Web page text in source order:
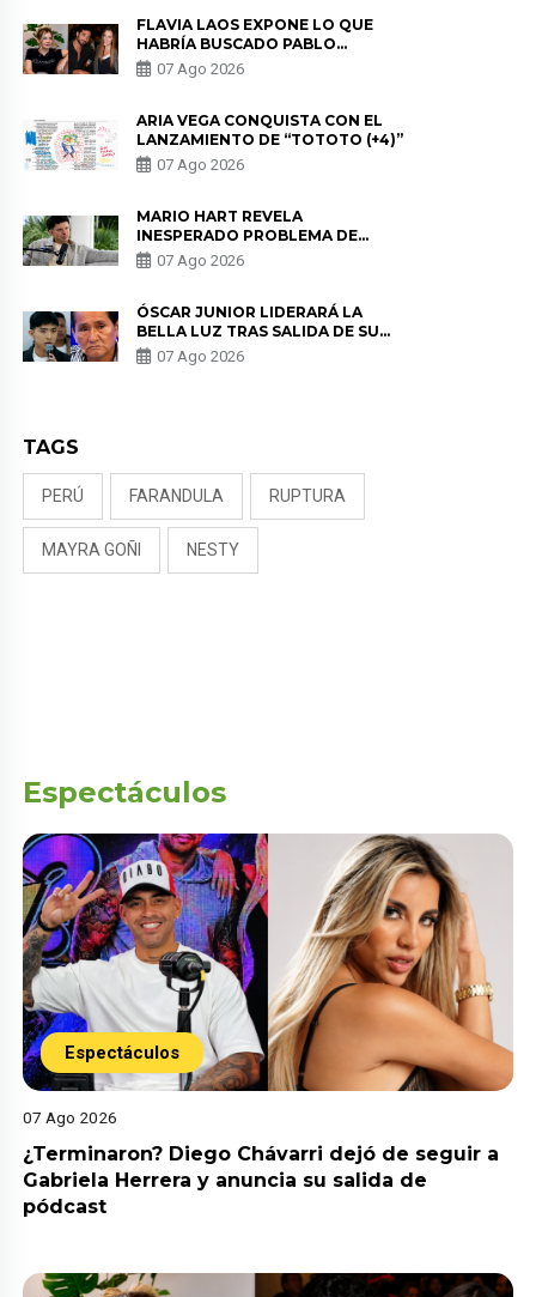
FLAVIA LAOS EXPONE LO QUE
HABRÍA BUSCADO PABLO
HEREDIA CON ALE FULLER: “UNA
DE LAS PARTES QUERÍA EL
07 Ago 2026
ARIA VEGA CONQUISTA CON EL
LANZAMIENTO DE “TOTOTO (+4)”
07 Ago 2026
MARIO HART REVELA
INESPERADO PROBLEMA DE
SALUD ANTES DE SEPARARSE DE
KORINA: “ME ENCONTRARON UN
07 Ago 2026
ÓSCAR JUNIOR LIDERARÁ LA
BELLA LUZ TRAS SALIDA DE SU
PADRE POR POLÉMICA CON
NALDY SALDAÑA
07 Ago 2026
TAGS
PERÚ FARANDULA RUPTURA
MAYRA GOÑI NESTY
Espectáculos
Espectáculos
07 Ago 2026
¿Terminaron? Diego Chávarri dejó de seguir a
Gabriela Herrera y anuncia su salida de
pódcast